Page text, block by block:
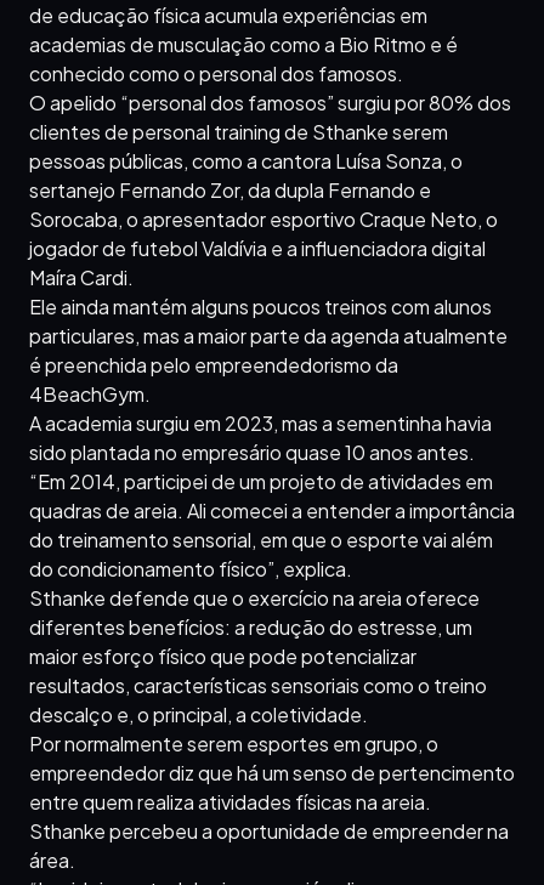
de educação física acumula experiências em
academias de musculação como a Bio Ritmo e é
conhecido como o personal dos famosos.
O apelido “personal dos famosos” surgiu por 80% dos
clientes de personal training de Sthanke serem
pessoas públicas, como a cantora Luísa Sonza, o
sertanejo Fernando Zor, da dupla Fernando e
Sorocaba, o apresentador esportivo Craque Neto, o
jogador de futebol Valdívia e a influenciadora digital
Maíra Cardi.
Ele ainda mantém alguns poucos treinos com alunos
particulares, mas a maior parte da agenda atualmente
é preenchida pelo empreendedorismo da
4BeachGym.
A academia surgiu em 2023, mas a sementinha havia
sido plantada no empresário quase 10 anos antes.
“Em 2014, participei de um projeto de atividades em
quadras de areia. Ali comecei a entender a importância
do treinamento sensorial, em que o esporte vai além
do condicionamento físico”, explica.
Sthanke defende que o exercício na areia oferece
diferentes benefícios: a redução do estresse, um
maior esforço físico que pode potencializar
resultados, características sensoriais como o treino
descalço e, o principal, a coletividade.
Por normalmente serem esportes em grupo, o
empreendedor diz que há um senso de pertencimento
entre quem realiza atividades físicas na areia.
Sthanke percebeu a oportunidade de empreender na
área.